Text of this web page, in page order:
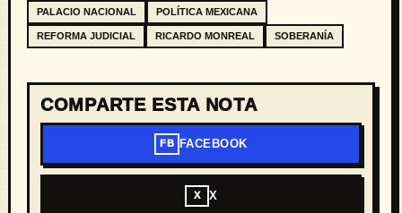
PALACIO NACIONAL POLÍTICA MEXICANA
REFORMA JUDICIAL RICARDO MONREAL SOBERANÍA
COMPARTE ESTA NOTA
FB FACEBOOK
X X